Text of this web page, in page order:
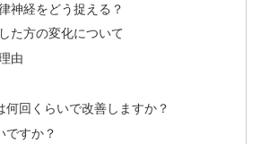
神経をどう捉える？
た方の変化について
由
何回くらいで改善しますか？
ですか？